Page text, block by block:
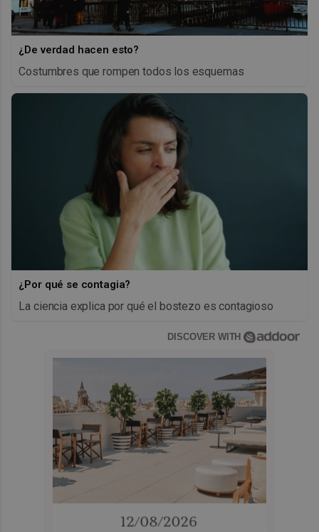
¿De verdad hacen esto?
Costumbres que rompen todos los esquemas
¿Por qué se contagia?
La ciencia explica por qué el bostezo es contagioso
DISCOVER WITH